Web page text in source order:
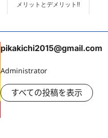
メリットとデメリット!!
pikakichi2015@gmail.com
Administrator
すべての投稿を表示